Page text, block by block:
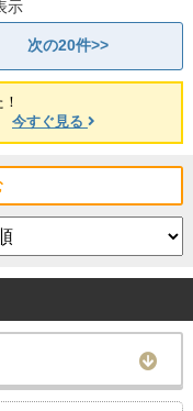
示
次の20件>>
今すぐ見る